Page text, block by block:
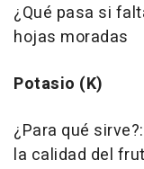
¿Qué pasa si
hojas moradas
Potasio (K)
¿Para qué
la calidad del